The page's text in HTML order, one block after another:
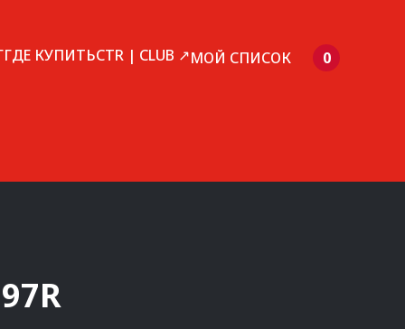
ГДЕ КУПИТЬCTR | CLUB ↗МОЙ СПИСОК 0